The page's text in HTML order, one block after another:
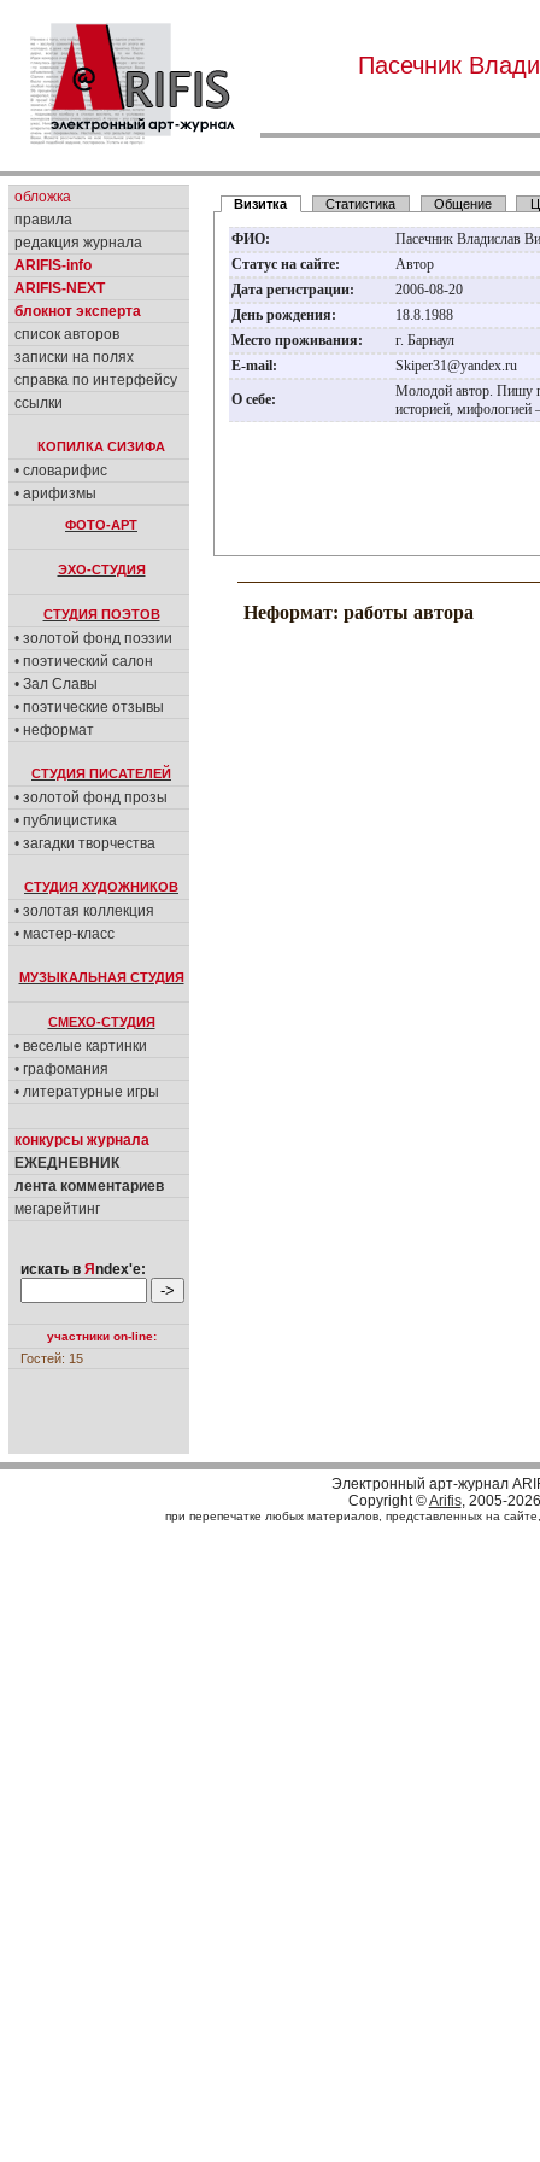
Пасечник
обложка
правила
редакция журнала
ARIFIS-info
ARIFIS-NEXT
блокнот эксперта
список авторов
записки на полях
справка по интерфейсу
ссылки
КОПИЛКА СИЗИФА
• словарифис
• арифизмы
ФОТО-АРТ
ЭХО-СТУДИЯ
СТУДИЯ ПОЭТОВ
• золотой фонд поэзии
• поэтический салон
• Зал Славы
• поэтические отзывы
• неформат
СТУДИЯ ПИСАТЕЛЕЙ
• золотой фонд прозы
• публицистика
• загадки творчества
СТУДИЯ ХУДОЖНИКОВ
• золотая коллекция
• мастер-класс
МУЗЫКАЛЬНАЯ СТУДИЯ
СМЕХО-СТУДИЯ
• веселые картинки
• графомания
• литературные игры
конкурсы журнала
ЕЖЕДНЕВНИК
лента комментариев
мегарейтинг
искать в Я ndex'е:
участники on-line:
Гостей: 15
Визитка Статистика Общение
ФИО:
Пасечник Владислав
Статус на сайте:
Автор
Дата регистрации:
2006-08-20
День рождения:
18.8.1988
Место проживания:
г. Барнаул
E-mail:
Skiper31@yandex.ru
О себе:
Молодой автор. Пишу
историей, мифологией
Неформат: работы автора
Электронный арт-журнал
Copyright ©Arifis, 2005-2026
при перепечатке любых материалов, представленных на